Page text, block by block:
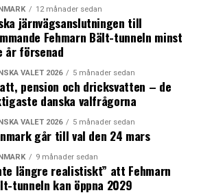
analyser av de tidigare
– 322 000 arbetstillfällen
utom en timmes restid.
införde ID-kontroller samtidigt
minskade den
över Öresund med 322
på en timme som längsta
kollektivtrafik mellan olika
och Malmö C. Tågresenärerna
längre restid, fler
och ökad trängsel. Det är
i de fem analyser av effekterna av
12 månader sedan
järnvägsanslutningen till
Fehmarn Bält-tunneln minst
år försenad
VALET 2026 5 månader sedan
pension och dricksvatten – de
danska valfrågorna
VALET 2026 5 månader sedan
går till val den 24 mars
9 månader sedan
längre realistiskt” att Fehmarn
tunneln kan öppna 2029